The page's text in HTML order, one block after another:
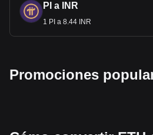
PI a INR
1 PI a 8.44 INR
Promociones